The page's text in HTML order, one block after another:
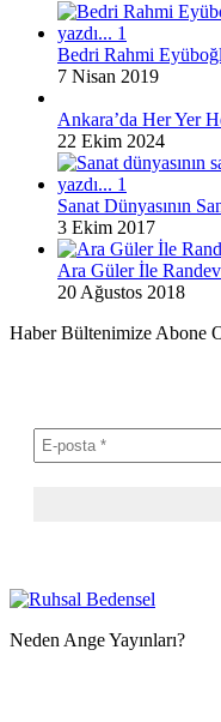
Bedri Rahmi
7 Nisan 2019
Ankara’da Her Yer
22 Ekim 2024
Sanat Dünyasının
3 Ekim 2017
Ara Güler İle
20 Ağustos 2018
Haber Bültenimize Abone
Neden Ange Yayınları?